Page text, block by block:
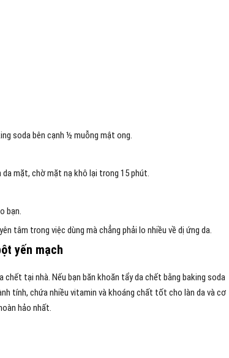
soda bên cạnh ½ muỗng mật ong.
mặt, chờ mặt nạ khô lại trong 15 phút.
bạn.
tâm trong việc dùng mà chẳng phải lo nhiều về dị ứng da.
yến mạch
tại nhà. Nếu bạn băn khoăn tẩy da chết bằng baking soda
tính, chứa nhiều vitamin và khoáng chất tốt cho làn da và cơ
hảo nhất.